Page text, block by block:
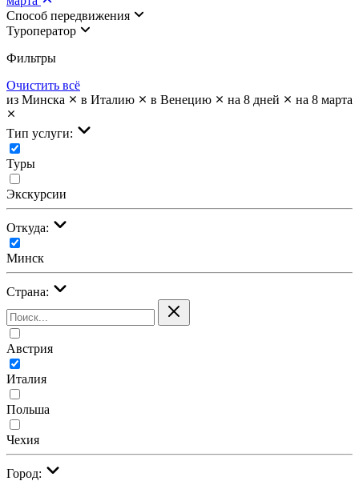
Cпособ передвижения
Туроператор
Фильтры
Очистить всё
из Минска
в Италию в Венецию на 8 дней на 8 марта
Тип услуги:
Туры
Экскурсии
Откуда:
Минск
Страна:
Австрия
Италия
Польша
Чехия
Город: